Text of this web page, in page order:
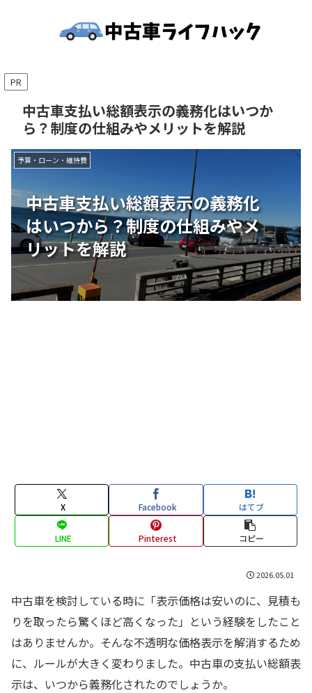
PR
中古車支払い総額表示の義務化はいつか
ら？制度の仕組みやメリットを解説
中古車支払い総額表示の義務化
はいつから？制度の仕組みやメ
リットを解説
予算・ローン・維持費
X Facebook はてブ
LINE Pinterest コピー
2026.05.01
中古車を検討している時に「表示価格は安いのに、見積も
りを取ったら驚くほど高くなった」という経験をしたこと
はありませんか。そんな不透明な価格表示を解消するため
に、ルールが大きく変わりました。中古車の支払い総額表
示は、いつから義務化されたのでしょうか。